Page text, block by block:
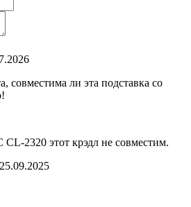
совместима ли эта подставка со
2320 этот крэдл не совместим.
25.09.2025